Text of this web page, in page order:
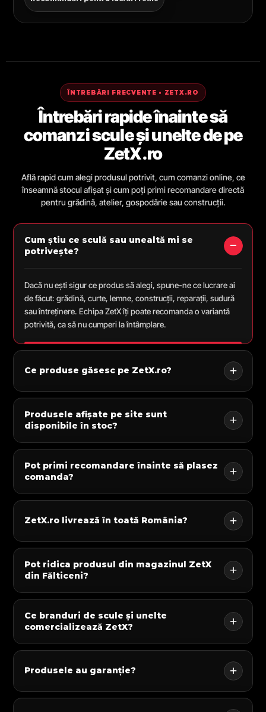
ÎNTREBĂRI FRECVENTE • ZETX.RO
Întrebări rapide înainte să
comanzi scule și unelte de pe
ZetX.ro
Află rapid cum alegi produsul potrivit, cum comanzi online, ce
înseamnă stocul afișat și cum poți primi recomandare directă
pentru grădină, atelier, gospodărie sau construcții.
Cum știu ce sculă sau unealtă mi se
potrivește?
Dacă nu ești sigur ce produs să alegi, spune-ne ce lucrare ai
de făcut: grădină, curte, lemne, construcții, reparații, sudură
sau întreținere. Echipa ZetX îți poate recomanda o variantă
potrivită, ca să nu cumperi la întâmplare.
Ce produse găsesc pe ZetX.ro?
Produsele afișate pe site sunt
disponibile în stoc?
Pot primi recomandare înainte să plasez
comanda?
ZetX.ro livrează în toată România?
Pot ridica produsul din magazinul ZetX
din Fălticeni?
Ce branduri de scule și unelte
comercializează ZetX?
Produsele au garanție?